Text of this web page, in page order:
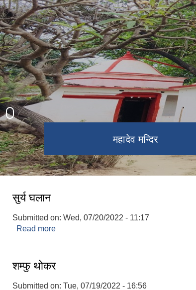
महादेव मन्दिर
निजगढ अन्तर्राष्ट्रिय विमानस्थल क्षेत्र
कृषि क्षेत्र
गणेशमान पार्क ,झोलेंगे पुल
सुर्य घलान
Submitted on: Wed, 07/20/2022 - 11:17
Read more
शम्फु थोकर
Submitted on: Tue, 07/19/2022 - 16:56